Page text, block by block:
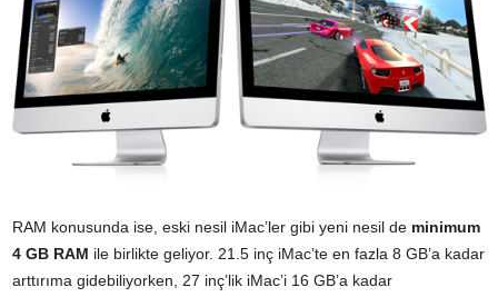
RAM konusunda ise, eski nesil iMac’ler gibi yeni nesil de minimum
4 GB RAM ile birlikte geliyor. 21.5 inç iMac’te en fazla 8 GB’a kadar
arttırıma gidebiliyorken, 27 inç’lik iMac’i 16 GB’a kadar